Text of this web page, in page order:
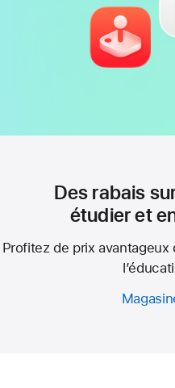
Des rabais
étudier et
Profitez de prix avantageux